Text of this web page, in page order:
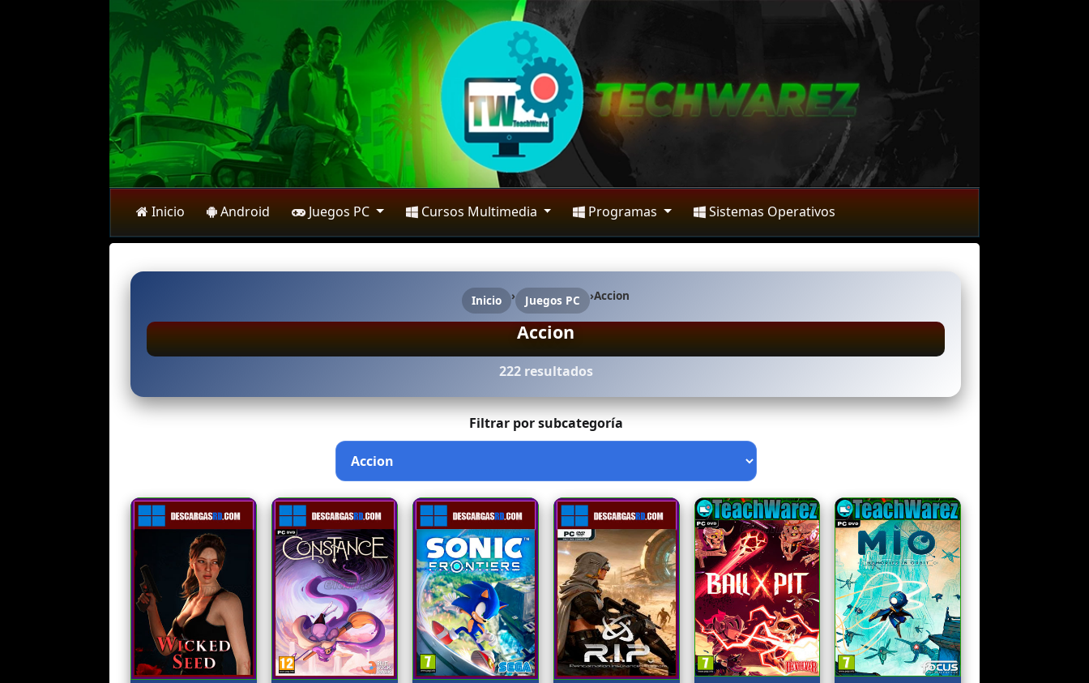
Inicio Android Juegos PC Cursos Multimedia Programas Sistemas Operativos
Inicio › Juegos PC ›Accion
Accion
222 resultados
Filtrar por subcategoría